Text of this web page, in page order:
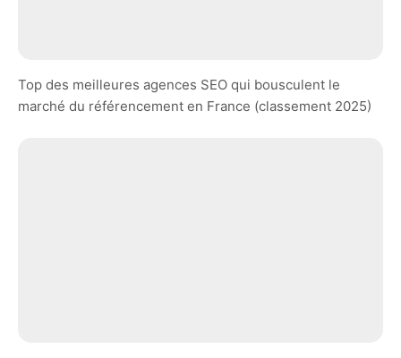
Top des meilleures agences SEO qui bousculent le
marché du référencement en France (classement 2025)